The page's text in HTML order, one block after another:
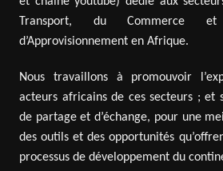
Transport, du Commerce
d’Approvisionnement en Afrique.
Nous travaillons à promouvoir
acteurs africains de ces secteurs ; et
de partage et d’échange, pour une
des outils et des opportunités
processus de développement du